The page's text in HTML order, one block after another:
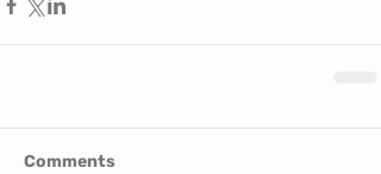
Comments